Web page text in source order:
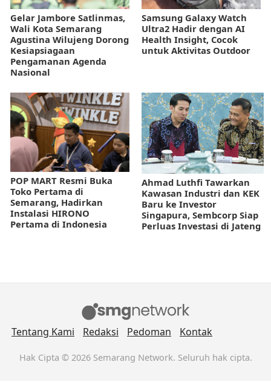
Gelar Jambore Satlinmas,
Wali Kota Semarang
Agustina Wilujeng Dorong
Kesiapsiagaan
Pengamanan Agenda
Nasional
Samsung Galaxy Watch
Ultra2 Hadir dengan AI
Health Insight, Cocok
untuk Aktivitas Outdoor
POP MART Resmi Buka
Toko Pertama di
Semarang, Hadirkan
Instalasi HIRONO
Pertama di Indonesia
Ahmad Luthfi Tawarkan
Kawasan Industri dan KEK
Baru ke Investor
Singapura, Sembcorp Siap
Perluas Investasi di Jateng
Tentang Kami Redaksi Pedoman Kontak
Hak Cipta © 2026 Semarang Network. Seluruh hak cipta.